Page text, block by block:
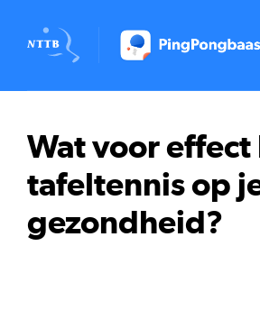
Wat voor
tafeltennis op
gezondheid?